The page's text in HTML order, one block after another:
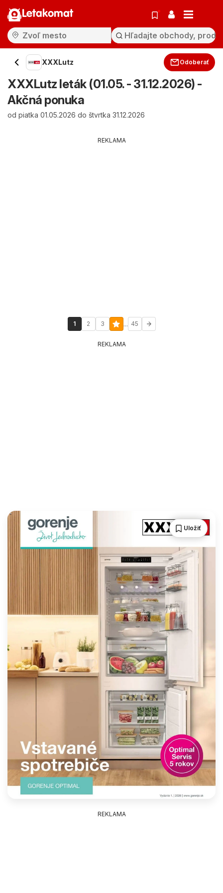
Letakomat
XXXLutz Odoberať
XXXLutz leták (01.05. - 31.12.2026) -
Akčná ponuka
od piatka 01.05.2026 do štvrtka 31.12.2026
REKLAMA
1 2 3 ... 45
REKLAMA
Uložiť
REKLAMA